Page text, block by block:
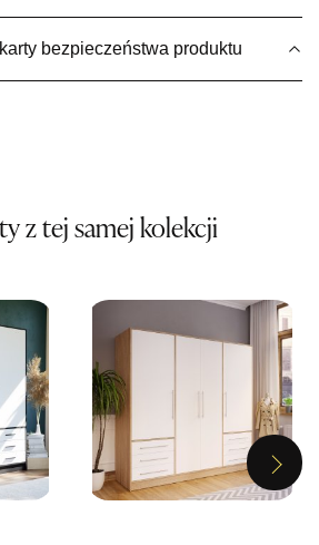
1 499,00 zł
MEBLOSTYL
bezpieczeństwa produktu
z tej samej kolekcji
Next